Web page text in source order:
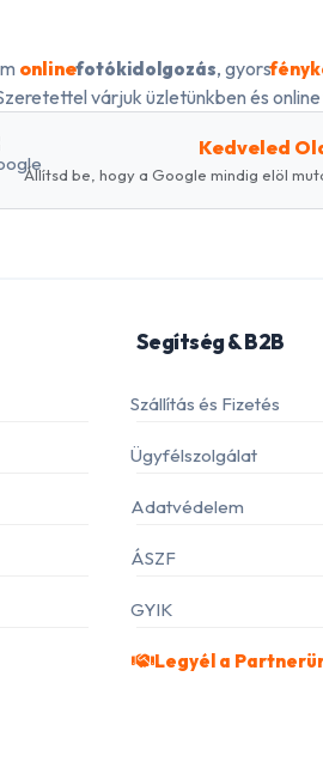
onlinefotókidolgozás, gyors
várjuk üzletünkben és online
Kedveled
Állítsd be, hogy a Google mindig elöl
Segítség & B2B
Szállítás és Fizetés
Ügyfélszolgálat
Adatvédelem
ÁSZF
GYIK
Legyél a